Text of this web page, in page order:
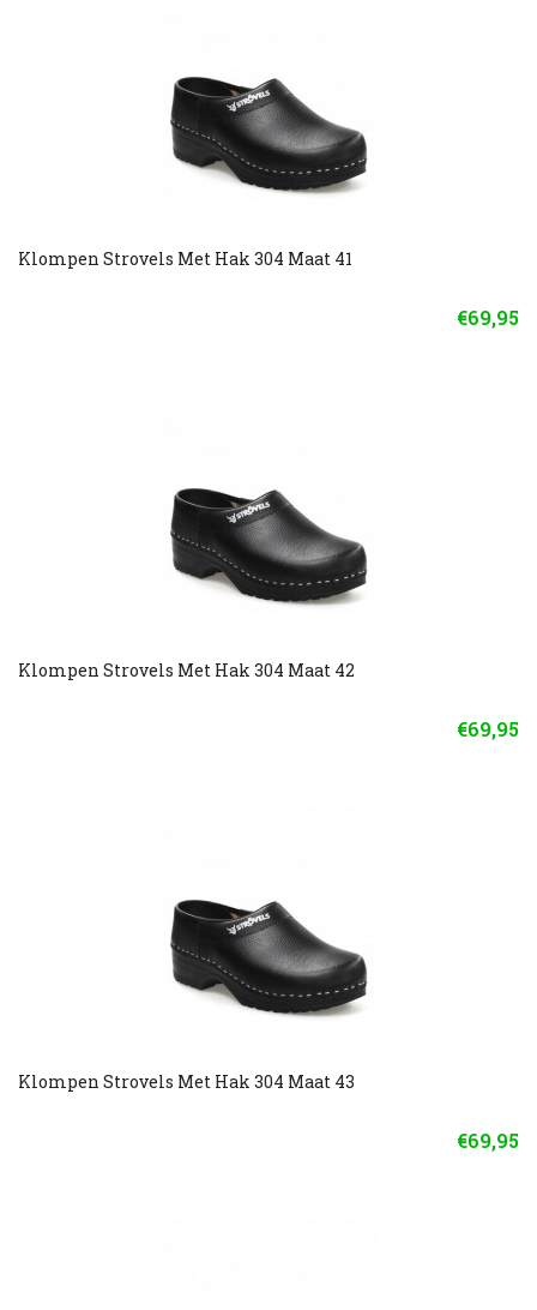
Klompen Strovels Met Hak 304 Maat 41
€69,95
Klompen Strovels Met Hak 304 Maat 42
€69,95
Klompen Strovels Met Hak 304 Maat 43
€69,95